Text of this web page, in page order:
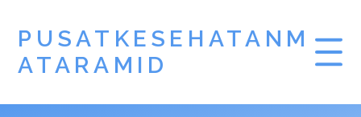
PUSATKESEHATANM
ATARAMID